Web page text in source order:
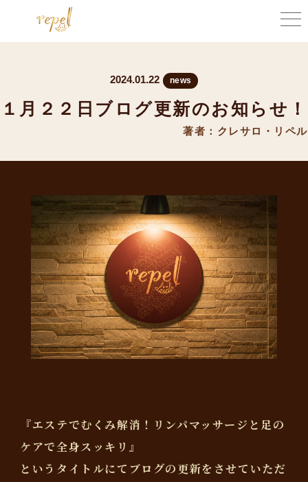
2024.01.22 news
１月２２日ブログ更新のお知らせ！
著者：クレサロ・リペル
『エステでむくみ解消！リンパマッサージと足の
ケアで全身スッキリ』
というタイトルにてブログの更新をさせていただ